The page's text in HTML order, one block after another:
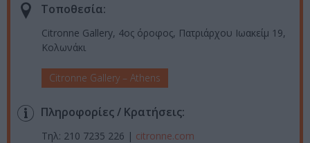
Τοποθεσία:
Citronne Gallery, 4ος όροφος, Πατριάρχου Ιωακείμ 19,
Κολωνάκι
Citronne Gallery – Athens
Πληροφορίες / Κρατήσεις:
Τηλ: 210 7235 226 | citronne.com